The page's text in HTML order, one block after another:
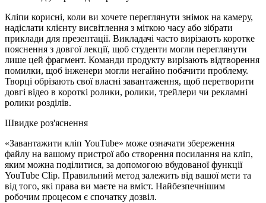
Кліпи корисні, коли ви хочете переглянути знімок на камеру,
надіслати клієнту висвітлення з міткою часу або зібрати
приклади для презентації. Викладачі часто вирізають коротке
пояснення з довгої лекції, щоб студенти могли переглянути
лише цей фрагмент. Команди продукту вирізають відтворення
помилки, щоб інженери могли негайно побачити проблему.
Творці обрізають свої власні завантаження, щоб перетворити
довгі відео в короткі ролики, ролики, трейлери чи рекламні
ролики розділів.
Швидке роз'яснення
«Завантажити кліп YouTube» може означати збереження
файлу на вашому пристрої або створення посилання на кліп,
яким можна поділитися, за допомогою вбудованої функції
YouTube Clip. Правильний метод залежить від вашої мети та
від того, які права ви маєте на вміст. Найбезпечнішим
робочим процесом є спочатку дозвіл.